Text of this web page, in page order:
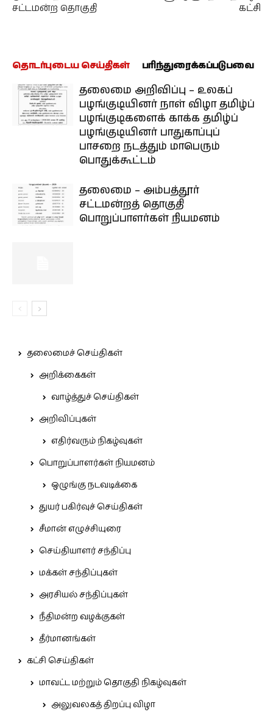
சட்டமன்ற தொகுதி
கட்சி
தொடர்புடைய செய்திகள் பரிந்துரைக்கப்படுபவை
தலைமை அறிவிப்பு – உலகப்
பழங்குடியினர் நாள் விழா தமிழ்ப்
பழங்குடிகளைக் காக்க தமிழ்ப்
பழங்குடியினர் பாதுகாப்புப்
பாசறை நடத்தும் மாபெரும்
பொதுக்கூட்டம்
தலைமை – அம்பத்தூர்
சட்டமன்றத் தொகுதி
பொறுப்பாளர்கள் நியமனம்
தலைமைச் செய்திகள்
அறிக்கைகள்
வாழ்த்துச் செய்திகள்
அறிவிப்புகள்
எதிர்வரும் நிகழ்வுகள்
பொறுப்பாளர்கள் நியமனம்
ஒழுங்கு நடவடிக்கை
துயர் பகிர்வுச் செய்திகள்
சீமான் எழுச்சியுரை
செய்தியாளர் சந்திப்பு
மக்கள் சந்திப்புகள்
அரசியல் சந்திப்புகள்
நீதிமன்ற வழக்குகள்
தீர்மானங்கள்
கட்சி செய்திகள்
மாவட்ட மற்றும் தொகுதி நிகழ்வுகள்
அலுவலகத் திறப்பு விழா